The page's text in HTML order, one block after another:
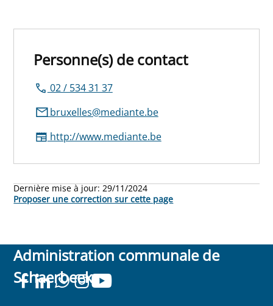
Personne(s) de contact
02 / 534 31 37
bruxelles@mediante.be
http://www.mediante.be
Dernière mise à jour:29/11/2024
Proposer une correction sur cette page
Administration communale de
Schaerbeek